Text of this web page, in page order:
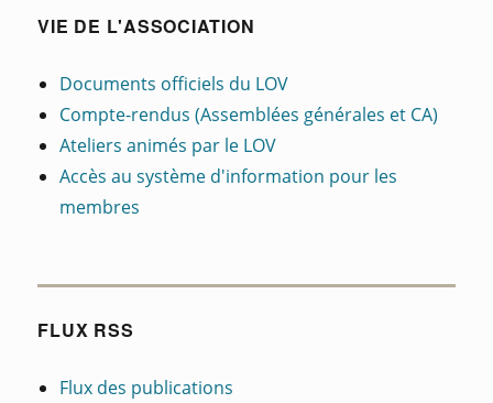
VIE DE L'ASSOCIATION
Documents officiels du LOV
Compte-rendus (Assemblées générales et CA)
Ateliersanimés par le LOV
Accès au système d'information pour les
membres
FLUX RSS
Flux des publications